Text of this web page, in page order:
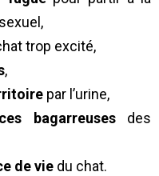
trop excité,
,
par l’urine,
bagarreusesdes
de vie du chat.